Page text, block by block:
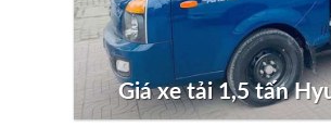
Giá xe tải 1,5 tấn